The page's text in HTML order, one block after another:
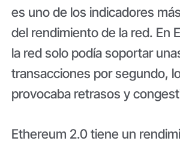
es uno de los indicadores
del rendimiento de la red. En
la red solo podía soportar
transacciones por segundo,
provocaba retrasos y
Ethereum 2.0 tiene un